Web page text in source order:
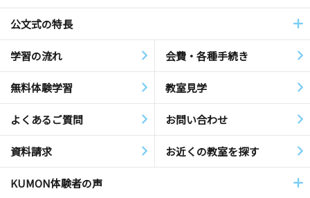
公文式の特長
学習の流れ 会費・各種手続き
無料体験学習 教室見学
よくあるご質問 お問い合わせ
資料請求 お近くの教室を探す
KUMON体験者の声